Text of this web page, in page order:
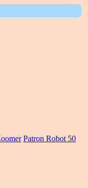
Patron Robot 50